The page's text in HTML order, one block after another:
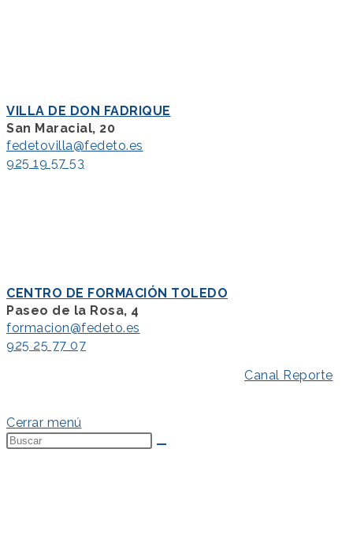
VILLA DE DON FADRIQUE
San Maracial, 20
fedetovilla@fedeto.es
925 19 57 53
CENTRO DE FORMACIÓN TOLEDO
Paseo de la Rosa, 4
formacion@fedeto.es
925 25 77 07
Canal Reporte
Cerrar menú